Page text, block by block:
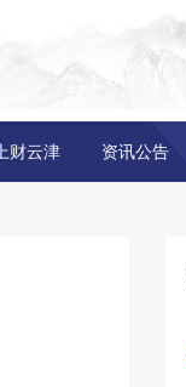
上财云津 资讯公告